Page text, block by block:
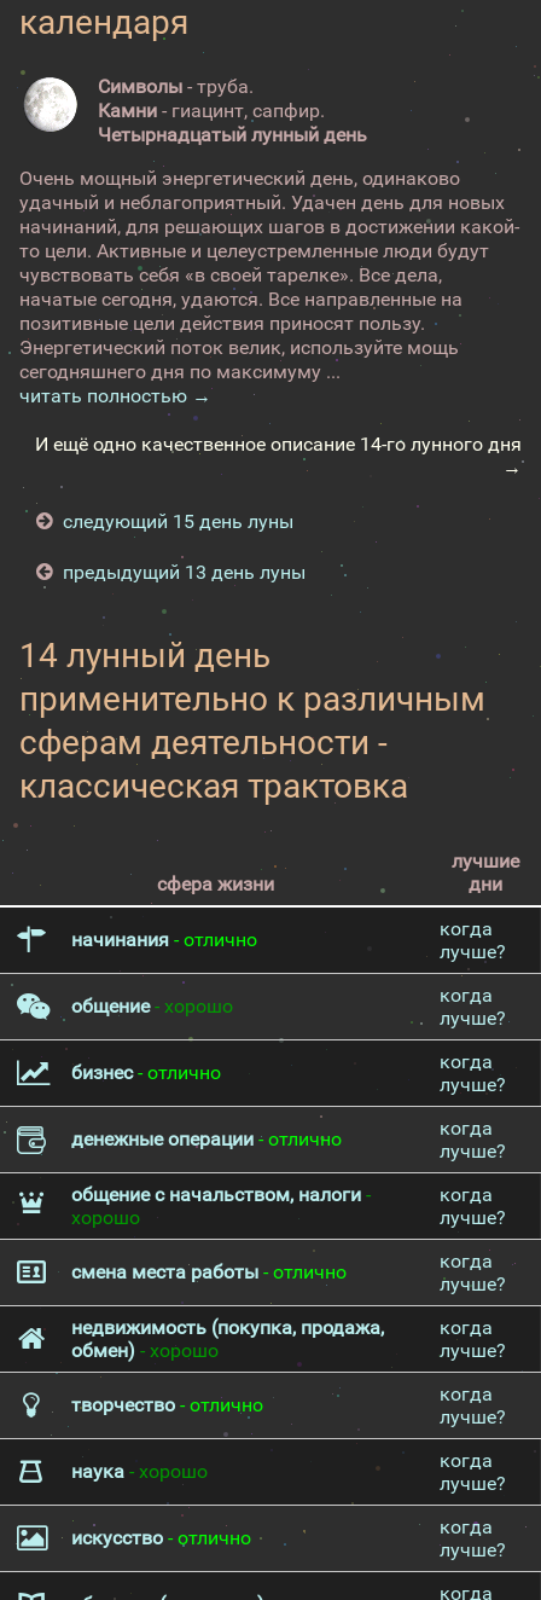
календаря
Символы - труба.
Камни - гиацинт, сапфир.
Четырнадцатый лунный день
Очень мощный энергетический день, одинаково
удачный и неблагоприятный. Удачен день для новых
начинаний, для решающих шагов в достижении какой-
то цели. Активные и целеустремленные люди будут
чувствовать себя «в своей тарелке». Все дела,
начатые сегодня, удаются. Все направленные на
позитивные цели действия приносят пользу.
Энергетический поток велик, используйте мощь
сегодняшнего дня по максимуму ...
читать полностью →
И ещё одно качественное описание 14-го лунного дня
→
следующий 15 день луны
предыдущий 13 день луны
14 лунный день
применительно к различным
сферам деятельности -
классическая трактовка
сфера жизни
лучшие
дни
начинания - отлично
когда
лучше?
общение- хорошо
когда
лучше?
бизнес- отлично
когда
лучше?
денежные операции - отлично
когда
лучше?
общение с начальством, налоги -
хорошо
когда
лучше?
смена места работы - отлично
когда
лучше?
недвижимость (покупка, продажа,
обмен) - хорошо
когда
лучше?
творчество - отлично
когда
лучше?
наука - хорошо
когда
лучше?
искусство - отлично
когда
лучше?
когда